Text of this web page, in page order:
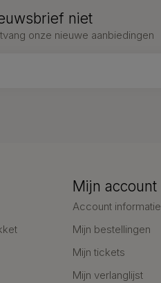
niet
onze nieuwe aanbiedingen
Mijn account
Account informatie
Mijn bestellingen
Mijn tickets
Mijn verlanglijst